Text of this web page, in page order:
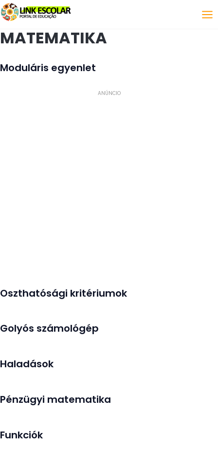
Link
MATEMATIKA
Moduláris egyenlet
ANÚNCIO
Oszthatósági kritériumok
Golyós számológép
Haladások
Pénzügyi matematika
Funkciók